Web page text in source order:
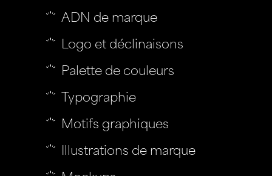
ADN de marque
Logo et déclinaisons
Palette de couleurs
Typographie
Motifs graphiques
Illustrations de marque